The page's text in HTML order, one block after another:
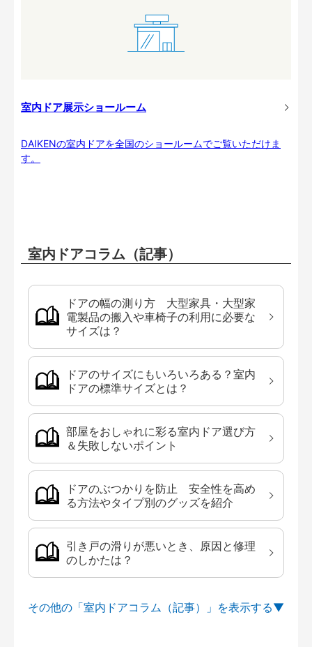
室内ドア展示ショールーム
DAIKENの室内ドアを全国のショールームでご覧いただけま
す。
室内ドアコラム（記事）
ドアの幅の測り方 大型家具・大型家
電製品の搬入や車椅子の利用に必要な
サイズは？
ドアのサイズにもいろいろある？室内
ドアの標準サイズとは？
部屋をおしゃれに彩る室内ドア選び方
＆失敗しないポイント
ドアのぶつかりを防止 安全性を高め
る方法やタイプ別のグッズを紹介
引き戸の滑りが悪いとき、原因と修理
のしかたは？
その他の「室内ドアコラム（記事）」を